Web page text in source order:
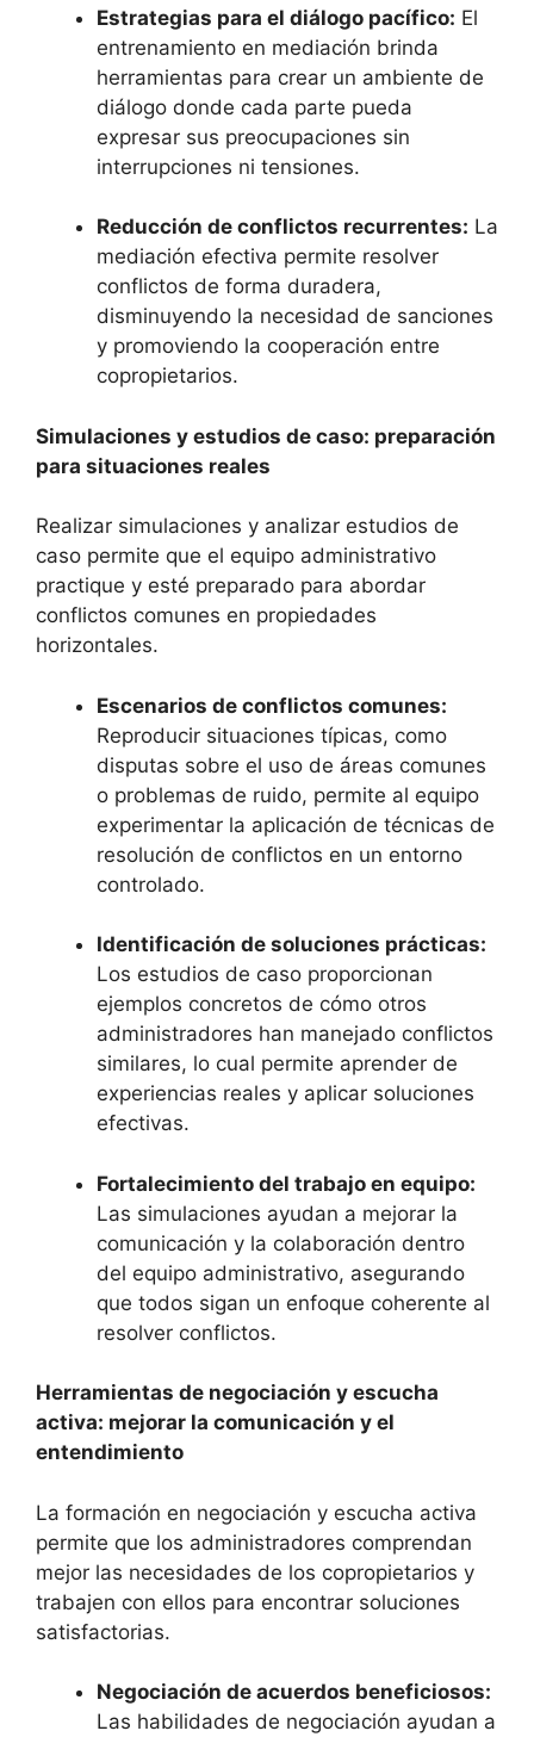
Estrategias para el diálogo pacífico: El
entrenamiento en mediación brinda
herramientas para crear un ambiente de
diálogo donde cada parte pueda
expresar sus preocupaciones sin
interrupciones ni tensiones.
Reducción de conflictos recurrentes: La
mediación efectiva permite resolver
conflictos de forma duradera,
disminuyendo la necesidad de sanciones
y promoviendo la cooperación entre
copropietarios.
Simulaciones y estudios de caso: preparación
para situaciones reales
Realizar simulaciones y analizar estudios de
caso permite que el equipo administrativo
practique y esté preparado para abordar
conflictos comunes en propiedades
horizontales.
Escenarios de conflictos comunes:
Reproducir situaciones típicas, como
disputas sobre el uso de áreas comunes
o problemas de ruido, permite al equipo
experimentar la aplicación de técnicas de
resolución de conflictos en un entorno
controlado.
Identificación de soluciones prácticas:
Los estudios de caso proporcionan
ejemplos concretos de cómo otros
administradores han manejado conflictos
similares, lo cual permite aprender de
experiencias reales y aplicar soluciones
efectivas.
Fortalecimiento del trabajo en equipo:
Las simulaciones ayudan a mejorar la
comunicación y la colaboración dentro
del equipo administrativo, asegurando
que todos sigan un enfoque coherente al
resolver conflictos.
Herramientas de negociación y escucha
activa: mejorar la comunicación y el
entendimiento
La formación en negociación y escucha activa
permite que los administradores comprendan
mejor las necesidades de los copropietarios y
trabajen con ellos para encontrar soluciones
satisfactorias.
Negociación de acuerdos beneficiosos:
Las habilidades de negociación ayudan a